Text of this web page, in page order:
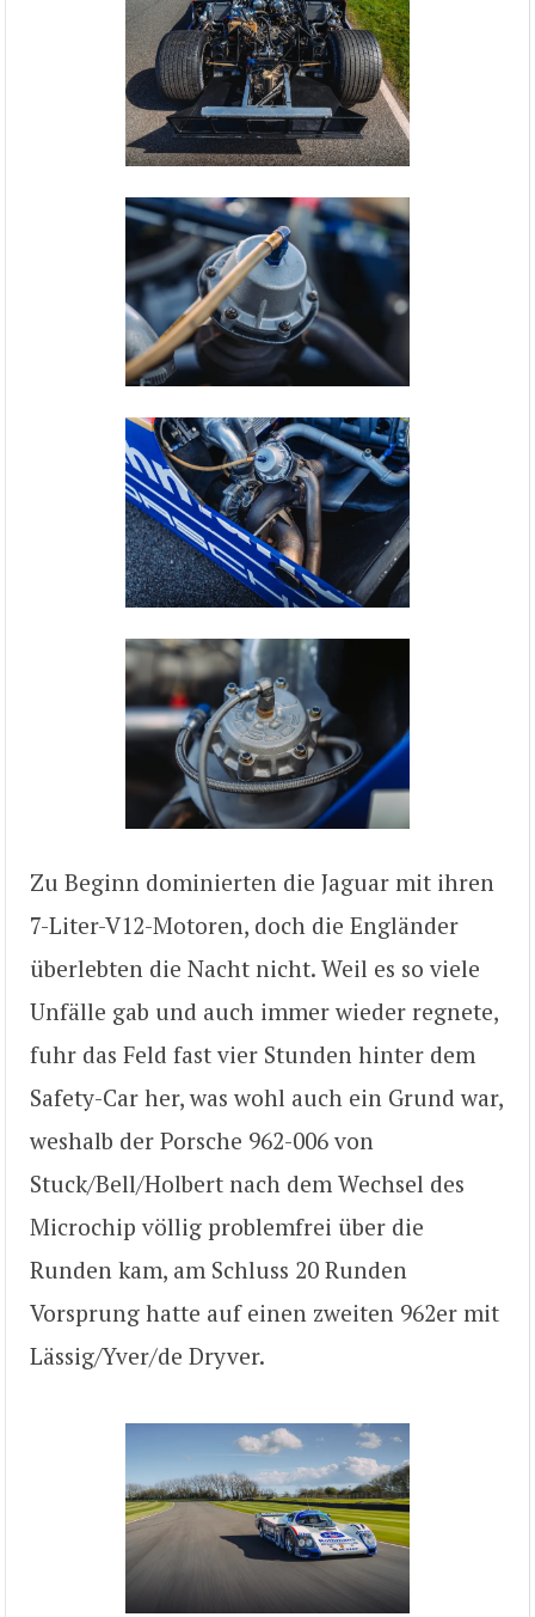
Zu Beginn dominierten die Jaguar mit ihren
7-Liter-V12-Motoren, doch die Engländer
überlebten die Nacht nicht. Weil es so viele
Unfälle gab und auch immer wieder regnete,
fuhr das Feld fast vier Stunden hinter dem
Safety-Car her, was wohl auch ein Grund war,
weshalb der Porsche 962-006 von
Stuck/Bell/Holbert nach dem Wechsel des
Microchip völlig problemfrei über die
Runden kam, am Schluss 20 Runden
Vorsprung hatte auf einen zweiten 962er mit
Lässig/Yver/de Dryver.